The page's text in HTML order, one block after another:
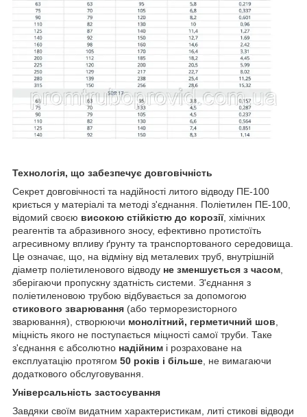
Технологія, що забезпечує довговічність
Секрет довговічності та надійності литого відводу ПЕ-100
криється у матеріалі та методі з'єднання. Поліетилен ПЕ-100,
відомий своєю високою стійкістю до корозії, хімічних
реагентів та абразивного зносу, ефективно протистоїть
агресивному впливу ґрунту та транспортованого середовища.
Це означає, що, на відміну від металевих труб, внутрішній
діаметр поліетиленового відводу не зменшується з часом
зберігаючи пропускну здатність системи. З'єднання з
поліетиленовою трубою відбувається за допомогою
стикового зварювання (або терморезисторного
зварювання), створюючи монолітний, герметичний шов
міцність якого не поступається міцності самої труби. Таке
з'єднання є абсолютно надійним і розраховане на
експлуатацію протягом 50 років і більше , не вимагаючи
додаткового обслуговування.
Універсальність застосування
Завдяки своїм видатним характеристикам, литі стикові відводи